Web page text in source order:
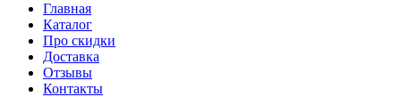
Главная
Каталог
Про скидки
Доставка
Отзывы
Контакты